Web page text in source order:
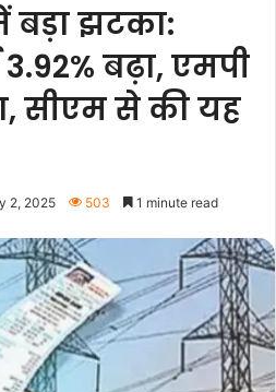
बड़ा झटका:
बढ़ा, एमपी
सीएम से की यह
2, 2025 503 1 minute read